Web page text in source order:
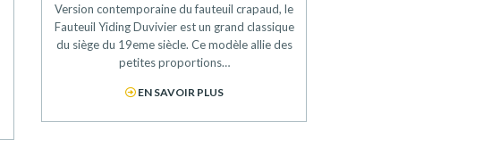
Version contemporaine du fauteuil crapaud, le
Fauteuil Yiding Duvivier est un grand classique
du siège du 19eme siècle. Ce modèle allie des
petites proportions…
EN SAVOIR PLUS